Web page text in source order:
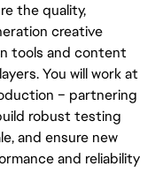
the quality,
creative
tools and content
You will work at
– partnering
robust testing
and ensure new
and reliability